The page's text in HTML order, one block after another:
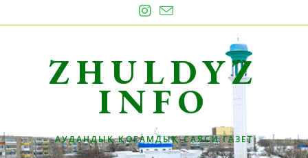
to
ZHULDYZ
INFO
АУДАНДЫҚ ҚОҒАМДЫҚ-САЯСИ ГАЗЕТ